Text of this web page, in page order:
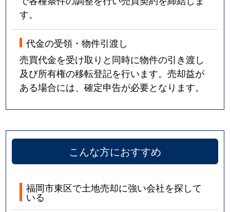
す。
代金の受領・物件引渡し
売買代金を受け取りと同時に物件の引き渡し
及び所有権の移転登記を行います。売却益が
ある場合には、確定申告が必要となります。
こんな方におすすめ
福岡市東区で土地売却に強い会社を探して
いる